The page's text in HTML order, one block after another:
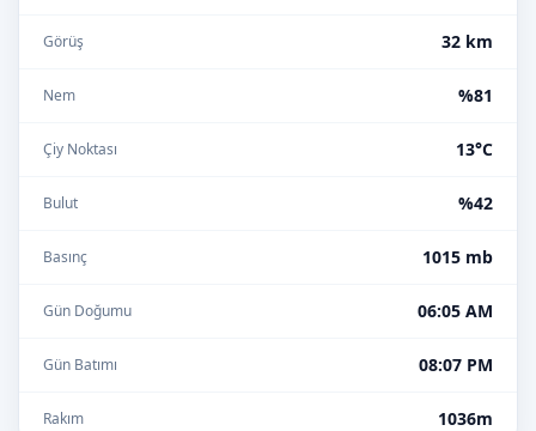
Görüş 32 km
Nem %81
Çiy Noktası 13°C
Bulut %42
Basınç 1015 mb
Gün Doğumu 06:05 AM
Gün Batımı 08:07 PM
Rakım 1036m